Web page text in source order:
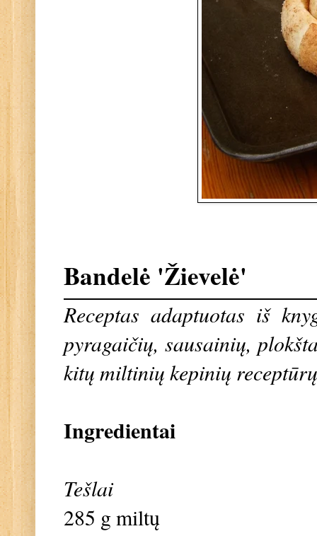
Bandelė 'Žievelė'
Receptas adaptuotas iš
pyragaičių, sausainių,
kitų miltinių kepinių
Ingredientai
Tešlai
285 g miltų